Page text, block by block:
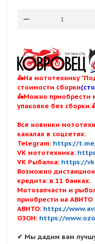
🛵На мототехнику
стоимости сборки
🛵Можно приобрести
упаковке без
Все новинки
каналах в соцсетях:
Telegram: https://
VK мототехника:
VK Рыбалка: https://
Возможно
кредита: в 11 банках.
Мотозапчасти и
приобрести на
АВИТО: https://
ОЗОН: https://
✔ Мы дадим вам